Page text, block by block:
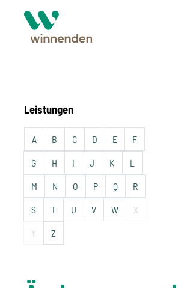
Leistungen
A B C D E F
G H I J K L
M N O P Q R
S T U V W X
Y Z